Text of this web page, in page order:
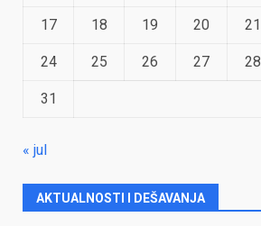
17 18 19 20 21
24 25 26 27 28
31
« jul
AKTUALNOSTI I DEŠAVANJA